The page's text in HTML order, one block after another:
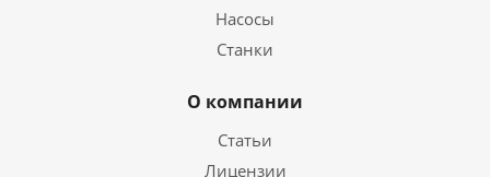
Насосы
Станки
О компании
Статьи
Лицензии